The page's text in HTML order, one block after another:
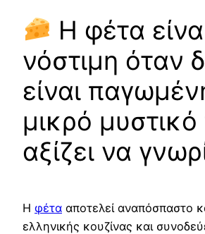
Η φέτα
νόστιμη όταν
είναι
μικρό
αξίζει να
Η φέτα αποτελεί αναπόσπαστο
ελληνικής κουζίνας και